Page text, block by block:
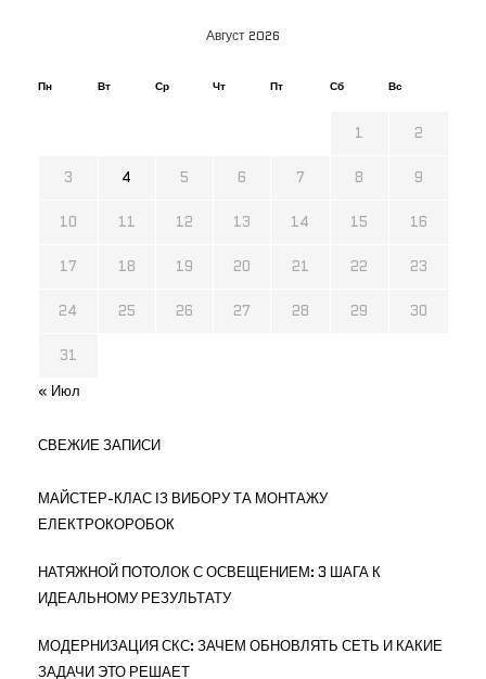
Август 2026
Пн Вт Ср Чт Пт Сб Вс
1 2
3 4 5 6 7 8 9
10 11 12 13 14 15 16
17 18 19 20 21 22 23
24 25 26 27 28 29 30
31
« Июл
СВЕЖИЕ ЗАПИСИ
МАЙСТЕР-КЛАС ІЗ ВИБОРУ ТА МОНТАЖУ
ЕЛЕКТРОКОРОБОК
НАТЯЖНОЙ ПОТОЛОК С ОСВЕЩЕНИЕМ: 3 ШАГА К
ИДЕАЛЬНОМУ РЕЗУЛЬТАТУ
МОДЕРНИЗАЦИЯ СКС: ЗАЧЕМ ОБНОВЛЯТЬ СЕТЬ И КАКИЕ
ЗАДАЧИ ЭТО РЕШАЕТ